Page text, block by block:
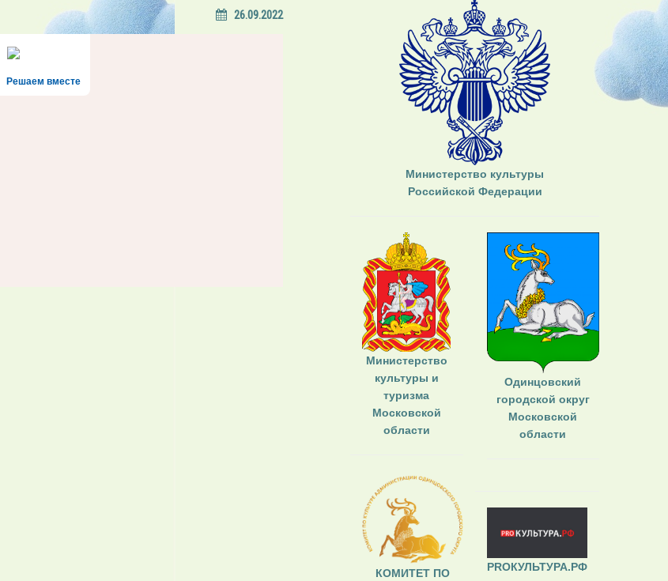
26.09.2022
Решаем вместе
Министерство культуры
Российской Федерации
Министерство
культуры и
туризма
Московской
области
Одинцовский
городской округ
Московской
области
КОМИТЕТ ПО
PROКУЛЬТУРА.РФ